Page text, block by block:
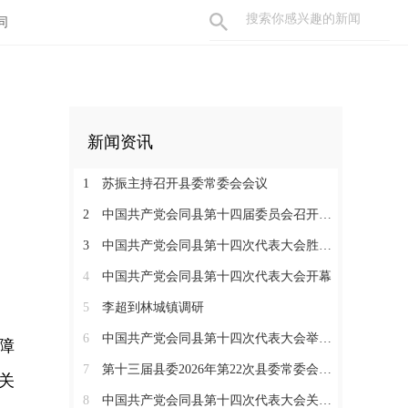
新闻资讯
1 苏振主持召开县委常委会会议
2 中国共产党会同县第十四届委员会召开第一次全体会议
3 中国共产党会同县第十四次代表大会胜利闭幕
4 中国共产党会同县第十四次代表大会开幕
5 李超到林城镇调研
6 中国共产党会同县第十四次代表大会举行严肃换届纪律专题培训会
7 第十三届县委2026年第22次县委常委会会议召开
8 中国共产党会同县第十四次代表大会关于中共会同县第十三届委员会报告的决议